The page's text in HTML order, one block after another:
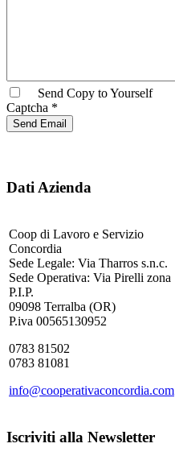
Send Copy to Yourself
Captcha *
Send Email
Dati Azienda
Coop di Lavoro e Servizio
Concordia
Sede Legale: Via Tharros s.n.c.
Sede Operativa: Via Pirelli zona
P.I.P.
09098 Terralba (OR)
P.iva 00565130952
0783 81502
0783 81081
info@cooperativaconcordia.com
Iscriviti alla Newsletter